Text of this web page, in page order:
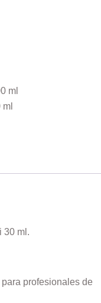
ml
30 ml.
profesionales de